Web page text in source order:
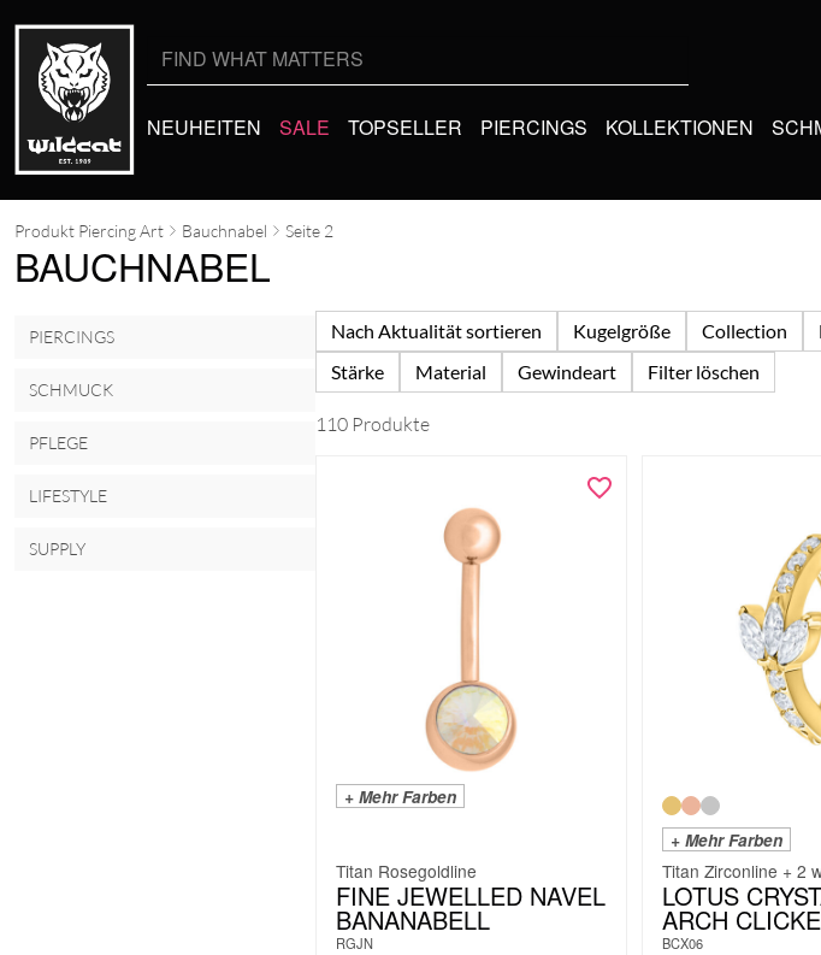
NEUHEITEN SALE TOPSELLER PIERCINGS KOLLEKTIONEN
Produkt Piercing Art Bauchnabel Seite 2
BAUCHNABEL
PIERCINGS
SCHMUCK
PFLEGE
LIFESTYLE
SUPPLY
Nach Aktualität sortieren Kugelgröße Collection
Stärke
Material Gewindeart Filter löschen
110 Produkte
+ Mehr Farben
Titan Rosegoldline
FINE JEWELLED NAVEL
BANANABELL
RGJN
+ Mehr Farben
Titan Zirconline + 2
LOTUS
ARCH
BCX06